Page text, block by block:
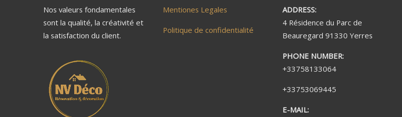
Nos valeurs fondamentales
sont la qualité, la créativité et
la satisfaction du client.
Mentiones Legales
Politique de confidentialité
ADDRESS:
4 Résidence du Parc de
Beauregard 91330 Yerres
PHONE NUMBER:
+33758133064
+33753069445
E-MAIL: